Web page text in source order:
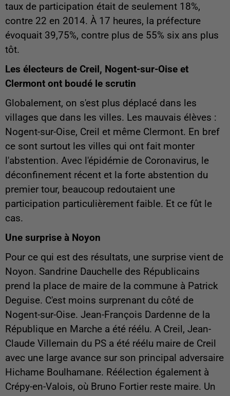
taux de participation était de seulement 18%,
contre 22 en 2014. À 17 heures, la préfecture
évoquait 39,75%, contre plus de 55% six ans plus
tôt.
Les électeurs de Creil, Nogent-sur-Oise et
Clermont ont boudé le scrutin
Globalement, on s'est plus déplacé dans les
villages que dans les villes. Les mauvais élèves :
Nogent-sur-Oise, Creil et même Clermont. En bref
ce sont surtout les villes qui ont fait monter
l'abstention. Avec l'épidémie de Coronavirus, le
déconfinement récent et la forte abstention du
premier tour, beaucoup redoutaient une
participation particulièrement faible. Et ce fût le
cas.
Une surprise à Noyon
Pour ce qui est des résultats, une surprise vient de
Noyon. Sandrine Dauchelle des Républicains
prend la place de maire de la commune à Patrick
Deguise. C'est moins surprenant du côté de
Nogent-sur-Oise. Jean-François Dardenne de la
République en Marche a été réélu. A Creil, Jean-
Claude Villemain du PS a été réélu maire de Creil
avec une large avance sur son principal adversaire
Hichame Boulhamane. Réélection également à
Crépy-en-Valois, où Bruno Fortier reste maire. Un